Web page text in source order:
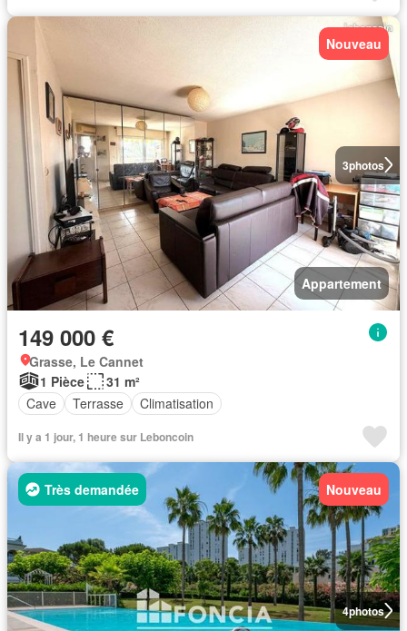
3photos
Nouveau
Appartement
149 000 €
Grasse, Le Cannet
1 Pièce
31 m²
Cave
Terrasse Climatisation
Il y a 1 jour, 1 heure sur Leboncoin
4photos
Très demandée Nouveau